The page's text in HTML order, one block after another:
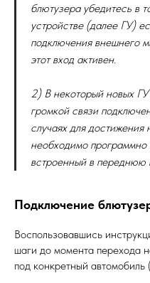
блютузера убедитесь в
устройстве (далее ГУ)
подключения внешнего
этот вход активен.
2) В некоторый новых
громкой связи
случаях для достижения
необходимо программно
встроенный в переднюю
Подключение
Воспользовавшись
шаги до момента перехода
под конкретный автомобиль